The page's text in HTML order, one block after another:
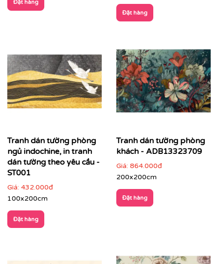
Đặt hàng
Đặt hàng
Tranh dán tường phòng
ngủ indochine, in tranh
dán tường theo yêu cầu -
ST001
Giá: 432.000đ
100x200cm
Đặt hàng
Tranh dán tường phòng
khách - ADB13323709
Giá: 864.000đ
200x200cm
Đặt hàng